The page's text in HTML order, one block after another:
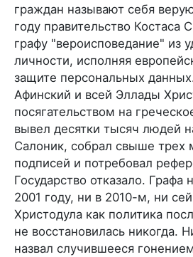
граждан называют себя
году правительство Костаса
графу "вероисповедание" из
личности, исполняя
защите персональных
Афинский и всей Эллады
посягательством на
вывел десятки тысяч людей
Салоник, собрал свыше трех
подписей и потребовал
Государство отказало. Графа
2001 году, ни в 2010-м, ни
Христодула как политика
не восстановилась никогда.
назвал случившееся